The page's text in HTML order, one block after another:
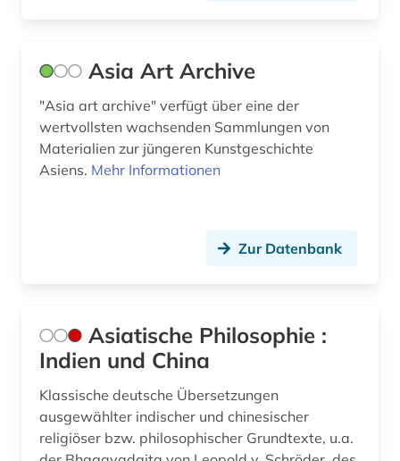
Asia Art Archive
"Asia art archive" verfügt über eine der
wertvollsten wachsenden Sammlungen von
Materialien zur jüngeren Kunstgeschichte
Asiens. Mehr Informationen
Zur Datenbank
Asiatische Philosophie :
Indien und China
Klassische deutsche Übersetzungen
ausgewählter indischer und chinesischer
religiöser bzw. philosophischer Grundtexte, u.a.